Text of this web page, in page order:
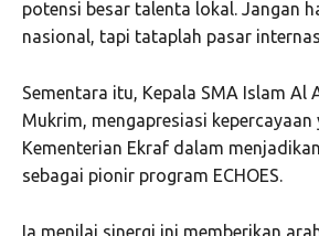
potensi besar talenta lokal. Jangan
nasional, tapi tataplah pasar
Sementara itu, Kepala SMA Islam Al
Mukrim, mengapresiasi kepercayaan
Kementerian Ekraf dalam
sebagai pionir program ECHOES.
Ia menilai sinergi ini memberikan